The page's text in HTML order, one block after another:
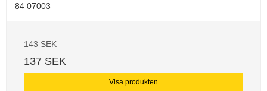
84 07003
143 SEK
137 SEK
Visa produkten